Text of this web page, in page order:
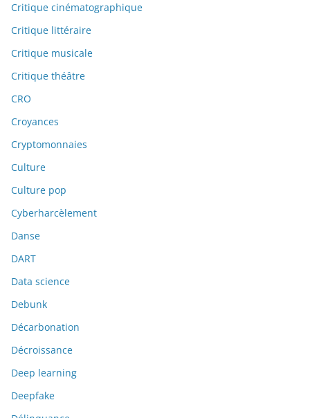
Critique cinématographique
Critique littéraire
Critique musicale
Critique théâtre
CRO
Croyances
Cryptomonnaies
Culture
Culture pop
Cyberharcèlement
Danse
DART
Data science
Debunk
Décarbonation
Décroissance
Deep learning
Deepfake